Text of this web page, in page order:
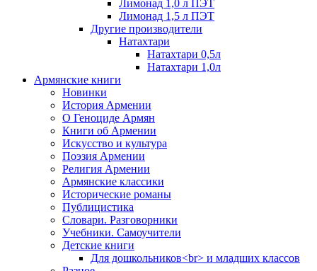
Лимонад 1,0 л ПЭТ
Лимонад 1,5 л ПЭТ
Другие производители
Натахтари
Натахтари 0,5л
Натахтари 1,0л
Армянские книги
Новинки
История Армении
О Геноциде Армян
Книги об Армении
Иcкусство и культура
Поэзия Армении
Религия Армении
Армянские классики
Исторические романы
Публицистика
Словари. Разговорники
Учебники. Самоучители
Детские книги
Для дошкольников<br> и младших классов